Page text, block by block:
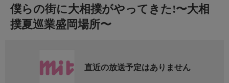
僕らの街に大相撲がやってきた!〜大相
撲夏巡業盛岡場所〜
直近の放送予定はありません